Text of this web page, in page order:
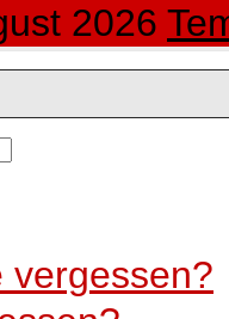
2026
vergessen?